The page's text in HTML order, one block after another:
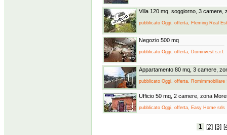
Villa 120 mq, soggiorno, 3 camere,
pubblicato Oggi, offerta, Fleming Real
Negozio 500 mq
pubblicato Oggi, offerta, Dominvest s.r.l.
Appartamento 80 mq, 3 camere,
pubblicato Oggi, offerta, Romimmobiliare
Ufficio 50 mq, 2 camere, zona
pubblicato Oggi, offerta, Easy Home srls
1 [2] [3]